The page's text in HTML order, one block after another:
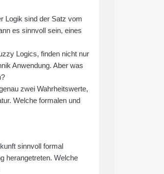
Logik sind der Satz vom
es sinnvoll sein, eines
Logics, finden nicht nur
Anwendung. Aber was
zwei Wahrheitswerte,
Welche formalen und
sinnvoll formal
herangetreten. Welche